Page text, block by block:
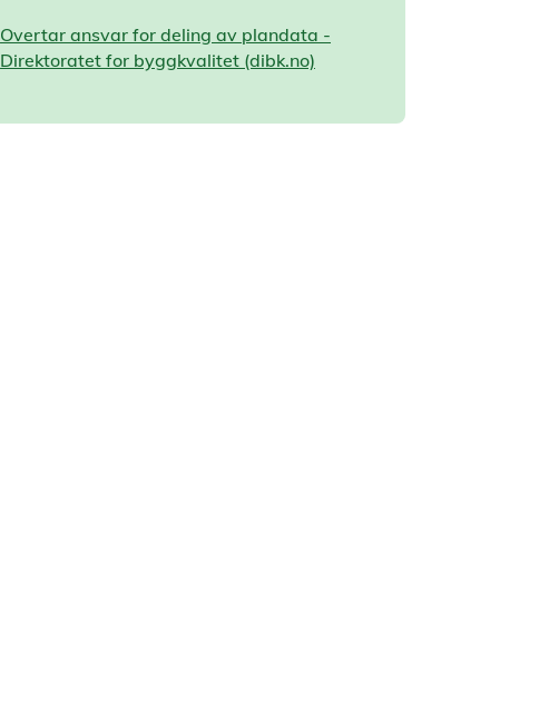
Overtar ansvar for deling av plandata -
Direktoratet for byggkvalitet (dibk.no)